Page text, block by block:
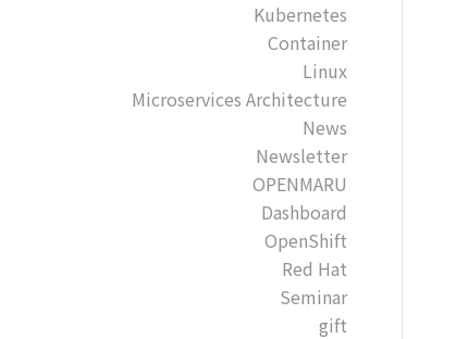
Kubernetes
Container
Linux
Microservices Architecture
News
Newsletter
OPENMARU
Dashboard
OpenShift
Red Hat
Seminar
gift